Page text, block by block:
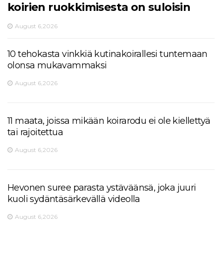
koirien ruokkimisesta on suloisin
August 6,2026
10 tehokasta vinkkiä kutinakoirallesi tuntemaan
olonsa mukavammaksi
August 6,2026
11 maata, joissa mikään koirarodu ei ole kiellettyä
tai rajoitettua
August 6,2026
Hevonen suree parasta ystäväänsä, joka juuri
kuoli sydäntäsärkevällä videolla
August 6,2026